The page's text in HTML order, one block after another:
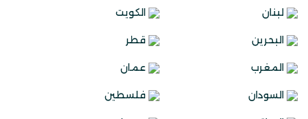
لبنان الكويت
البحرين قطر
المغرب عمان
السودان فلسطين